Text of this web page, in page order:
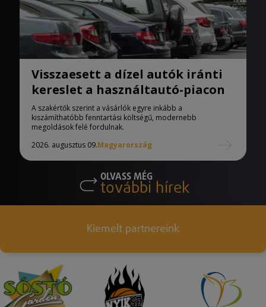
Visszaesett a dízel autók iránti
kereslet a használtautó-piacon
A szakértők szerint a vásárlók egyre inkább a
kiszámíthatóbb fenntartási költségű, modernebb
megoldások felé fordulnak.
2026. augusztus 09.Magyarország
OLVASS MÉG
további hírek
Kiemelt partnereink